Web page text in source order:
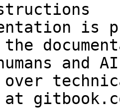
is
and
over
at